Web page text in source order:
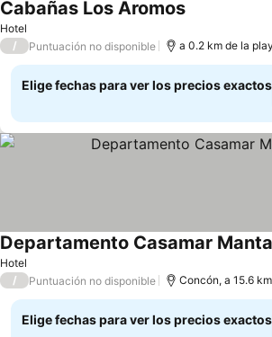
Hotel
Cabañas Los AromosVer precios
/ Puntuación no disponible a 0.2 km de la
Elige fechas para ver los precios exactos
Hotel
Departamento Casamar
/ Puntuación no disponible Concón, a 15.6
Elige fechas para ver los precios exactos